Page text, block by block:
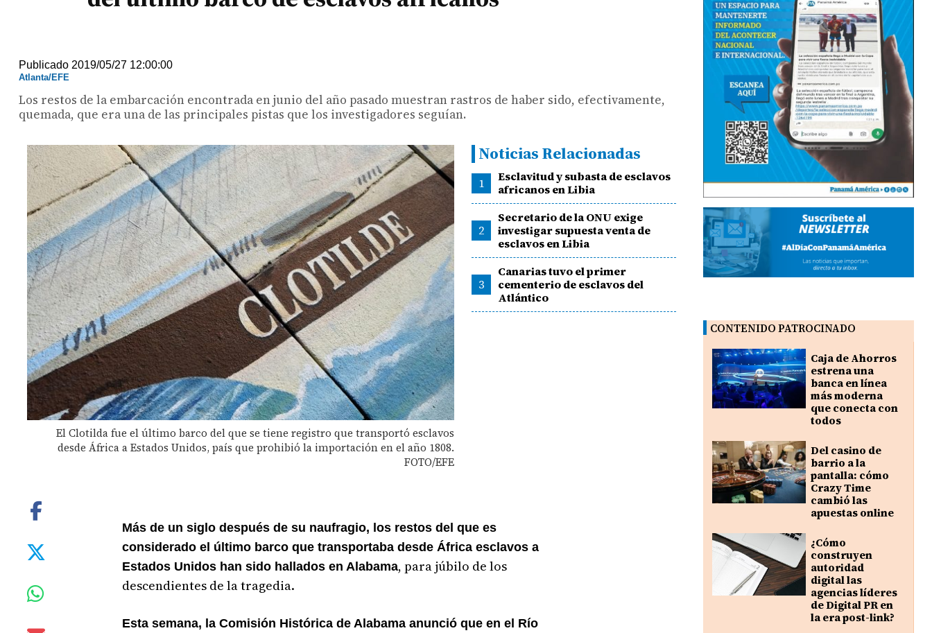
Publicado 2019/05/27 12:00:00
Atlanta/EFE
Los restos de la embarcación encontrada en junio del año pasado muestran rastros de haber sido, efectivamente,
quemada, que era una de las principales pistas que los investigadores seguían.
El Clotilda fue el último barco del que se tiene registro que transportó esclavos
desde África a Estados Unidos, país que prohibió la importación en el año 1808.
FOTO/EFE
Noticias Relacionadas
1
Esclavitud y subasta de esclavos
africanos en Libia
2
Secretario de la ONU exige
investigar supuesta venta de
esclavos en Libia
3
Canarias tuvo el primer
cementerio de esclavos del
Atlántico
Más de un siglo después de su naufragio, los restos del que es
considerado el último barco que transportaba desde África esclavos a
Estados Unidos han sido hallados en Alabama, para júbilo de los
descendientes de la tragedia.
Esta semana, la Comisión Histórica de Alabama anunció que en el Río
CONTENIDO PATROCINADO
Caja de Ahorros
estrena una
banca en línea
más moderna
que conecta con
todos
Del casino de
barrio a la
pantalla: cómo
Crazy Time
cambió las
apuestas online
¿Cómo
construyen
autoridad
digital las
agencias líderes
de Digital PR en
la era post-link?